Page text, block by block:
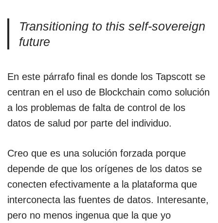
Transitioning to this self-sovereign
future
En este párrafo final es donde los Tapscott se
centran en el uso de Blockchain como solución
a los problemas de falta de control de los
datos de salud por parte del individuo.
Creo que es una solución forzada porque
depende de que los orígenes de los datos se
conecten efectivamente a la plataforma que
interconecta las fuentes de datos. Interesante,
pero no menos ingenua que la que yo